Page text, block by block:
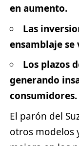
en aumento.
Las
ensamblaje se
Los plazos
generando
consumidores.
El parón del
otros modelos